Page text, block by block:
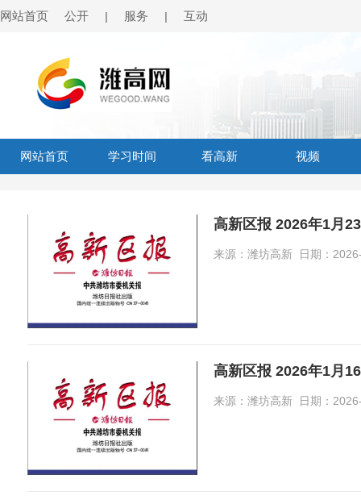
网站首页 公开 | 服务 | 互动
网站首页 学习时间 看高新 视频
高新区报 2026年1月
来源：潍坊高新 日期：
高新区报 2026年1月
来源：潍坊高新 日期：